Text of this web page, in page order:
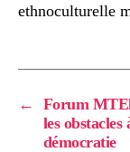
ethnoculturelle
←
Forum
les
démocratie